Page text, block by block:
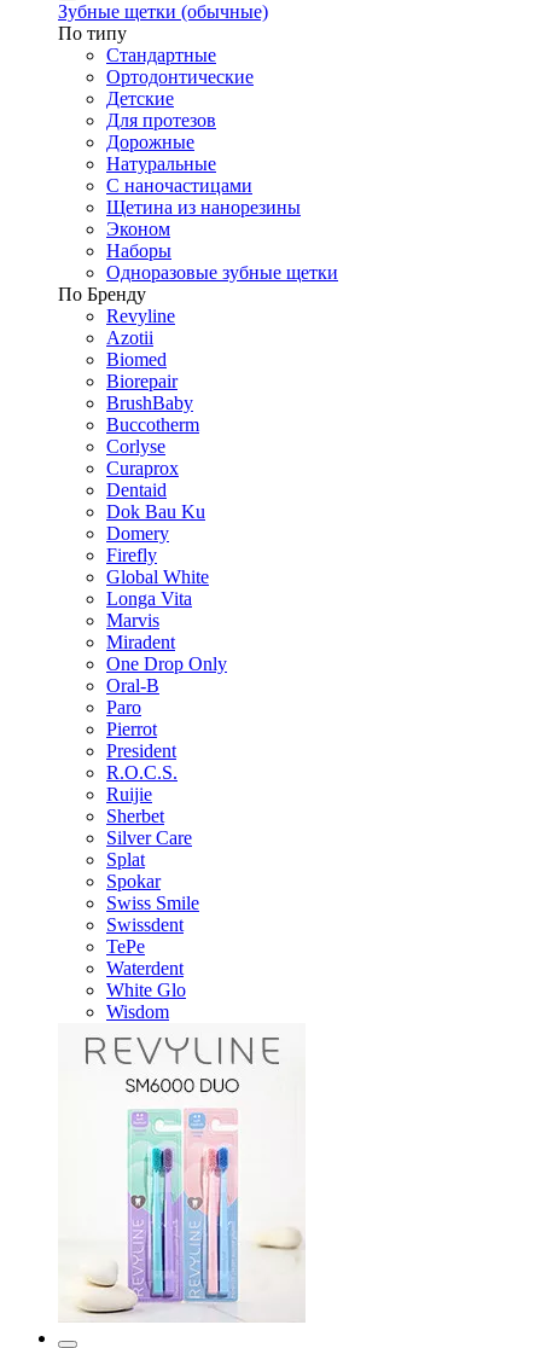
Зубные щетки (обычные)
По типу
Стандартные
Ортодонтические
Детские
Для протезов
Дорожные
Натуральные
С наночастицами
Щетина из нанорезины
Эконом
Наборы
Одноразовые зубные щетки
По Бренду
Revyline
Azotii
Biomed
Biorepair
BrushBaby
Buccotherm
Corlyse
Curaprox
Dentaid
Dok Bau Ku
Domery
Firefly
Global White
Longa Vita
Marvis
Miradent
One Drop Only
Oral-B
Paro
Pierrot
President
R.O.C.S.
Ruijie
Sherbet
Silver Care
Splat
Spokar
Swiss Smile
Swissdent
TePe
Waterdent
White Glo
Wisdom